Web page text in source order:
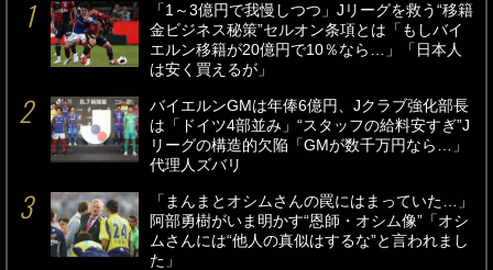
「1～3億円で我慢しつつ」Jリーグを救う“移籍
金ビジネス秘策”セルオン条項とは「もしバイ
エルン移籍が20億円で10％なら…」「日本人
は安く買えるが」
バイエルンGMは年俸6億円、Jクラブ強化部長
は「ドイツ4部並み」“スタッフの給料安すぎ”J
リーグの構造的欠陥「GMが数千万円なら…」
代理人ズバリ
「まんまとオシムさんの罠にはまっていた…」
阿部勇樹がいま明かす“恩師・オシム像”「オシ
ムさんには“他人の真似はするな”と言われまし
た」